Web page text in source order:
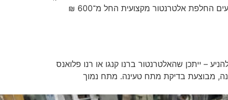
תאורה, מחשב הרכב ועוד. כאשר האלטרנטור מתקלקל, הרכב עלול להיתקע ללא התרעה מוקדמת. בעוגן-סטרט אנו מבצעים החלפת אלטרנטור מקצועית החל מ־600 ₪
– ייתכן שהאלטרנטור ברנו קנגו או רנו פלואנס
מבוצעת בדיקת מתח טעינה. מתח נמוך